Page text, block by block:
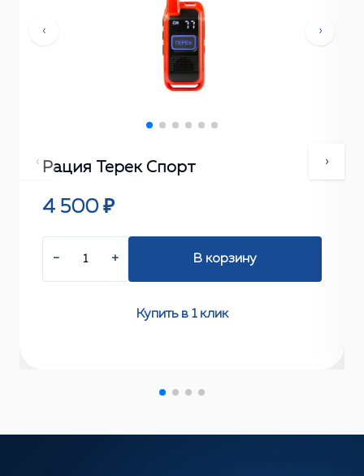
‹ ›
Рация Терек Спорт
4 500 ₽
− + В корзину
Купить в 1 клик
‹ ›